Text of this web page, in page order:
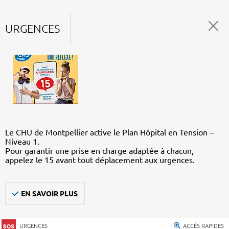
URGENCES
Le CHU de Montpellier active le Plan Hôpital en Tension –
Niveau 1.
Pour garantir une prise en charge adaptée à chacun,
appelez le 15 avant tout déplacement aux urgences.
EN SAVOIR PLUS
URGENCES ACCÈS RAPIDES